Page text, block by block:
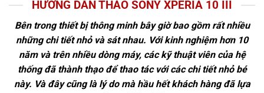
HƯỚNG DẪN THÁO SONY XPERIA 10 III
Bên trong thiết bị thông minh bây giờ bao gồm rất nhiều
những chi tiết nhỏ và sát nhau. Với kinh nghiệm hơn 10
năm và trên nhiều dòng máy, các kỹ thuật viên của hệ
thống đã thành thạo để thao tác với các chi tiết nhỏ bé
này. Và đây cũng là lý do mà hầu hết khách hàng đã lựa